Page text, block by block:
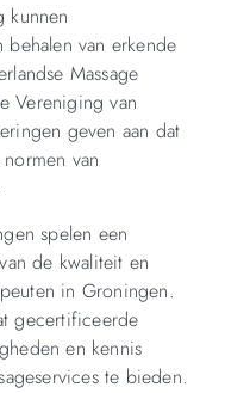
kunnen
behalen van erkende
Massage
Vereniging van
geven aan dat
van
spelen een
de kwaliteit en
in Groningen.
gecertificeerde
en kennis
te bieden.